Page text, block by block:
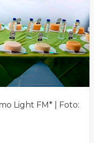
Light FM* | Foto: